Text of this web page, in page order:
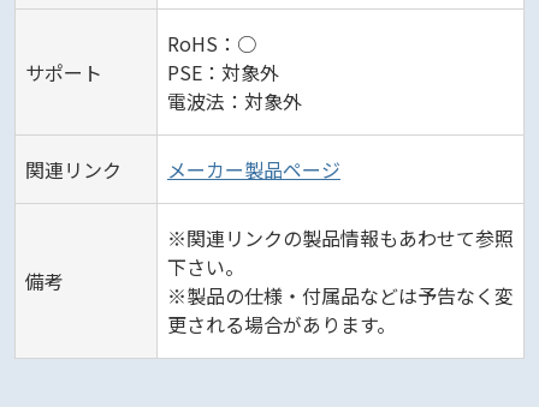
サポート
RoHS：○
PSE：対象外
電波法：対象外
関連リンク メーカー製品ページ
備考
※関連リンクの製品情報もあわせて参照
下さい。
※製品の仕様・付属品などは予告なく変
更される場合があります。